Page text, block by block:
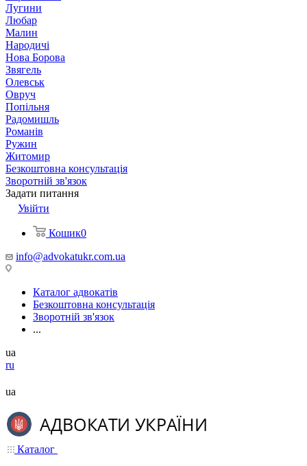
Лугини
Любар
Малин
Народичі
Нова Борова
Звягель
Олевськ
Овруч
Попільня
Радомишль
Романів
Ружин
Житомир
Безкоштовна консультація
Зворотній зв'язок
Задати питання
Увійти
Кошик0
info@advokatukr.com.ua
Каталог адвокатів
Безкоштовна консультація
Зворотній зв'язок
...
ua
ru
ua
Каталог